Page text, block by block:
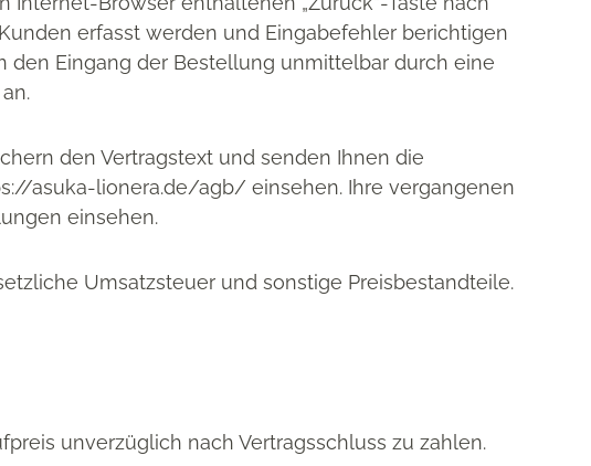
erfasst werden und Eingabefehler berichtigen
den Eingang der Bestellung unmittelbar durch eine
den Vertragstext und senden Ihnen die
asuka-lionera.de/agb/ einsehen. Ihre vergangenen
einsehen.
Umsatzsteuer und sonstige Preisbestandteile.
unverzüglich nach Vertragsschluss zu zahlen.